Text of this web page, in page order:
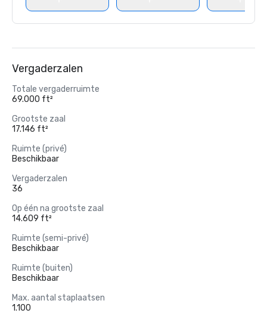
Vergaderzalen
Totale vergaderruimte
69.000 ft²
Grootste zaal
17.146 ft²
Ruimte (privé)
Beschikbaar
Vergaderzalen
36
Op één na grootste zaal
14.609 ft²
Ruimte (semi-privé)
Beschikbaar
Ruimte (buiten)
Beschikbaar
Max. aantal staplaatsen
1.100